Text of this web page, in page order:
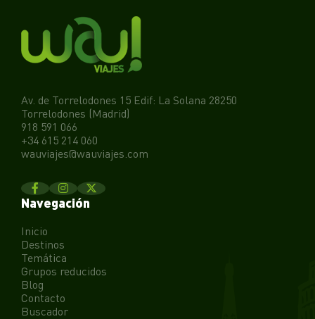
Av. de Torrelodones 15 Edif: La Solana 28250
Torrelodones (Madrid)
918 591 066
+34 615 214 060
wauviajes@wauviajes.com
Navegación
Inicio
Destinos
Temática
Grupos reducidos
Blog
Contacto
Buscador